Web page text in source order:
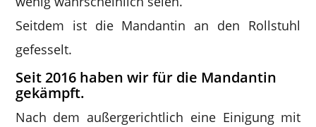
Seitdem ist die Mandantin an den Rollstuhl
gefesselt.
Seit 2016 haben wir für die Mandantin
gekämpft.
Nach dem außergerichtlich eine Einigung mit